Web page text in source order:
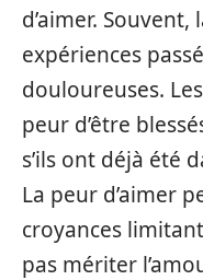
d’aimer.
expériences
douloureuses.
peur d’être
s’ils ont déjà été
La peur d’aimer
croyances
pas mériter